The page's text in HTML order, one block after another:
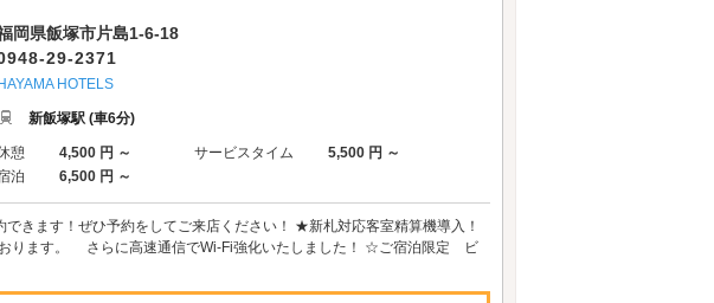
岡県飯塚市片島1-6-18
29-2371
HAYAMA HOTELS
新飯塚駅 (車6分)
憩 4,500 円 ～ サービスタイム
5,500 円 ～
泊
6,500 円 ～
きます！ぜひ予約をしてご来店ください！ ★新札対応客室精算機導入！
ります。 さらに高速通信でWi-Fi強化いたしました！ ☆ご宿泊限定 ビ